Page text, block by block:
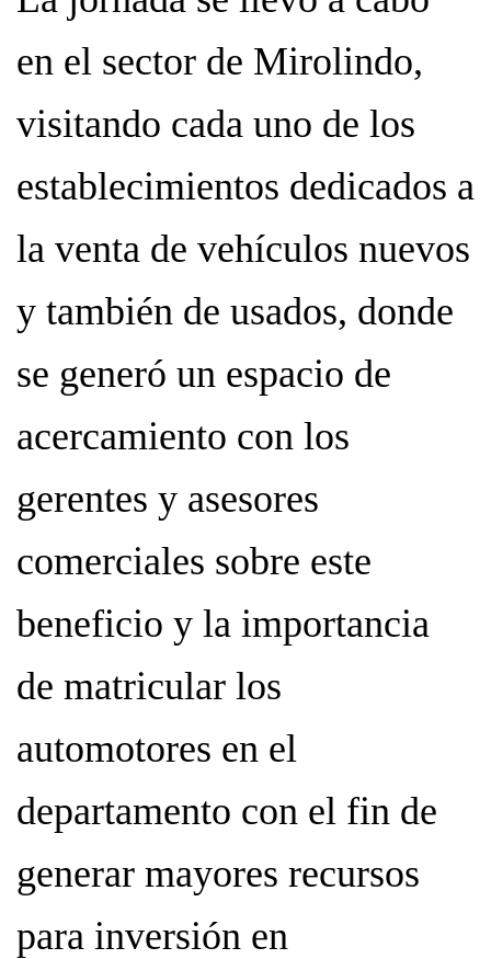
en el sector de Mirolindo,
visitando cada uno de los
establecimientos dedicados a
la venta de vehículos nuevos
y también de usados, donde
se generó un espacio de
acercamiento con los
gerentes y asesores
comerciales sobre este
beneficio y la importancia
de matricular los
automotores en el
departamento con el fin de
generar mayores recursos
para inversión en